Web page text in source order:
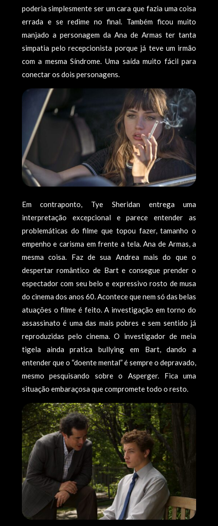
poderia simplesmente ser um cara que fazia uma coisa
errada e se redime no final. Também ficou muito
manjado a personagem da Ana de Armas ter tanta
simpatia pelo recepcionista porque já teve um irmão
com a mesma Síndrome. Uma saída muito fácil para
conectar os dois personagens.
Em contraponto, Tye Sheridan entrega uma
interpretação excepcional e parece entender as
problemáticas do filme que topou fazer, tamanho o
empenho e carisma em frente a tela. Ana de Armas, a
mesma coisa. Faz de sua Andrea mais do que o
despertar romântico de Bart e consegue prender o
espectador com seu belo e expressivo rosto de musa
do cinema dos anos 60. Acontece que nem só das belas
atuações o filme é feito. A investigação em torno do
assassinato é uma das mais pobres e sem sentido já
reproduzidas pelo cinema. O investigador de meia
tigela ainda pratica bullying em Bart, dando a
entender que o “doente mental” é sempre o depravado,
mesmo pesquisando sobre o Asperger. Fica uma
situação embaraçosa que compromete todo o resto.